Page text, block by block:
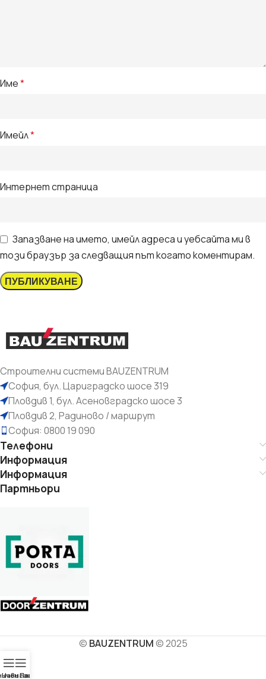
Име*
Имейл*
Интернет страница
Запазване на името, имейл адреса и уебсайта ми в
този браузър за следващия път когато коментирам.
Строителни системи BAUZENTRUM
София, бул. Цариградско шосе 319
Пловдив 1, бул. Асеновградско шосе 3
Пловдив 2, Радиново / маршрут
София: 0800 19 090
Телефони
Информация
Информация
Партньори
© BAUZENTRUM© 2025
Панел
Навигация